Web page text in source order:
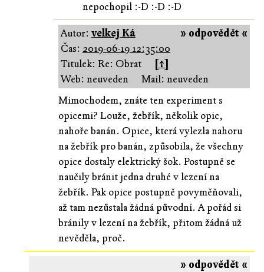
nepochopil :-D :-D :-D
» odpovědět «
Autor: velkej Ká
Čas: 2019-06-19 12:35:00
Titulek: Re: Obrat
[↑]
Web: neuveden
Mail: neuveden
Mimochodem, znáte ten experiment s
opicemi? Louže, žebřík, několik opic,
nahoře banán. Opice, která vylezla nahoru
na žebřík pro banán, způsobila, že všechny
opice dostaly elektrický šok. Postupně se
naučily bránit jedna druhé v lezení na
žebřík. Pak opice postupně povyměňovali,
až tam nezůstala žádná původní. A pořád si
bránily v lezení na žebřík, přitom žádná už
nevěděla, proč.
» odpovědět «